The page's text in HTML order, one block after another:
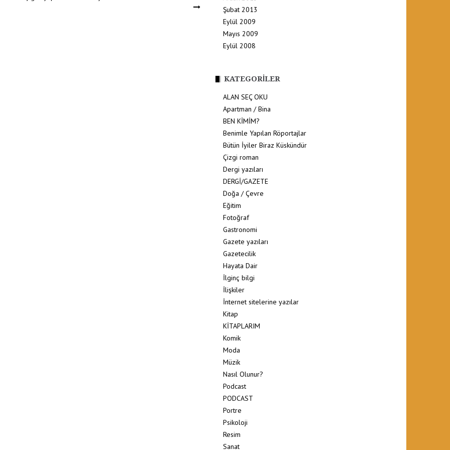
Şubat 2013
Eylül 2009
Mayıs 2009
Eylül 2008
KATEGORILER
ALAN SEÇ OKU
Apartman / Bina
BEN KİMİM?
Benimle Yapılan Röportajlar
Bütün İyiler Biraz Küskündür
Çizgi roman
Dergi yazıları
DERGİ/GAZETE
Doğa / Çevre
Eğitim
Fotoğraf
Gastronomi
Gazete yazıları
Gazetecilik
Hayata Dair
İlginç bilgi
İlişkiler
İnternet sitelerine yazılar
Kitap
KİTAPLARIM
Komik
Moda
Müzik
Nasıl Olunur?
Podcast
PODCAST
Portre
Psikoloji
Resim
Sanat